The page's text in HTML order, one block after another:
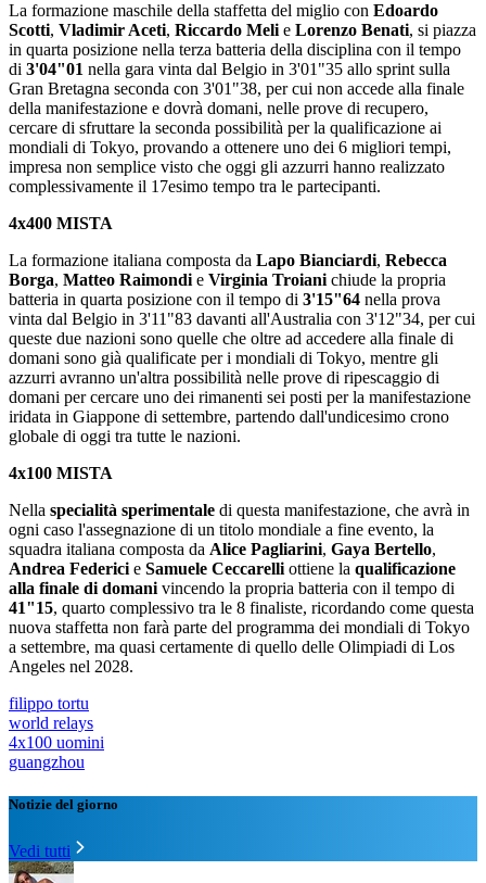
La formazione maschile della staffetta del miglio con Edoardo
Scotti, Vladimir Aceti, Riccardo Meli e Lorenzo Benati, si piazza
in quarta posizione nella terza batteria della disciplina con il tempo
di 3'04"01 nella gara vinta dal Belgio in 3'01"35 allo sprint sulla
Gran Bretagna seconda con 3'01"38, per cui non accede alla finale
della manifestazione e dovrà domani, nelle prove di recupero,
cercare di sfruttare la seconda possibilità per la qualificazione ai
mondiali di Tokyo, provando a ottenere uno dei 6 migliori tempi,
impresa non semplice visto che oggi gli azzurri hanno realizzato
complessivamente il 17esimo tempo tra le partecipanti.
4x400 MISTA
La formazione italiana composta da Lapo Bianciardi, Rebecca
Borga, Matteo Raimondi e Virginia Troiani chiude la propria
batteria in quarta posizione con il tempo di 3'15"64 nella prova
vinta dal Belgio in 3'11"83 davanti all'Australia con 3'12"34, per cui
queste due nazioni sono quelle che oltre ad accedere alla finale di
domani sono già qualificate per i mondiali di Tokyo, mentre gli
azzurri avranno un'altra possibilità nelle prove di ripescaggio di
domani per cercare uno dei rimanenti sei posti per la manifestazione
iridata in Giappone di settembre, partendo dall'undicesimo crono
globale di oggi tra tutte le nazioni.
4x100 MISTA
Nella specialità sperimentale di questa manifestazione, che avrà in
ogni caso l'assegnazione di un titolo mondiale a fine evento, la
squadra italiana composta da Alice Pagliarini, Gaya Bertello,
Andrea Federici e Samuele Ceccarelli ottiene la qualificazione
alla finale di domani vincendo la propria batteria con il tempo di
41"15, quarto complessivo tra le 8 finaliste, ricordando come questa
nuova staffetta non farà parte del programma dei mondiali di Tokyo
a settembre, ma quasi certamente di quello delle Olimpiadi di Los
Angeles nel 2028.
filippo tortu
world relays
4x100 uomini
guangzhou
Notizie del giorno
Vedi tutti